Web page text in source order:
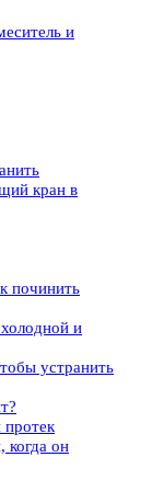
и
кран в
починить
и
устранить
протек
когда он